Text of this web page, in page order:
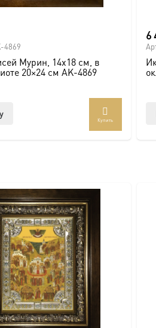
4869
Мурин, 14х18 см, в
20×24 см AK-4869
Купить
6